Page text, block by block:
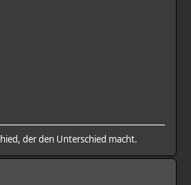
der den Unterschied macht.